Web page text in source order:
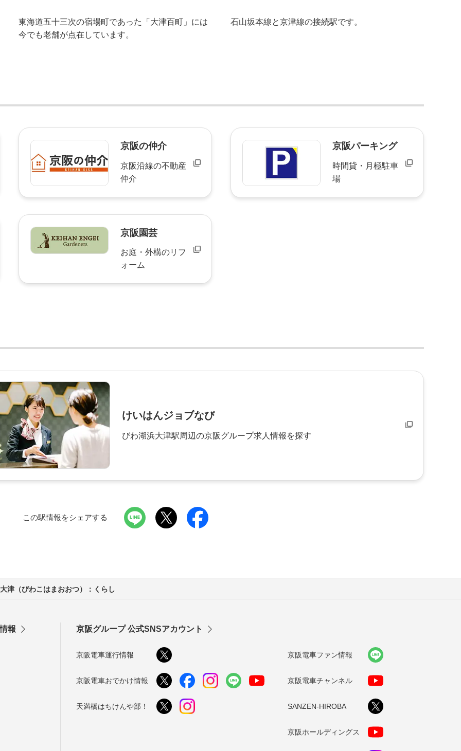
東海道五十三次の宿場町であった「大津百町」には
今でも老舗が点在しています。
石山坂本線と京津線の接続駅です。
京阪の仲介
京阪沿線の不動産
仲介
京阪パーキング
時間貸・月極駐車
場
京阪園芸
お庭・外構のリフ
ォーム
けいはんジョブなび
びわ湖浜大津駅周辺の京阪グループ求人情報を探す
この駅情報をシェアする
津（びわこはまおおつ）：くらし
報 京阪グループ 公式SNSアカウント
京阪電車運行情報
京阪電車おでかけ情報
天満橋はちけんや部！
京阪電車ファン情報
京阪電車チャンネル
SANZEN-HIROBA
京阪ホールディングス